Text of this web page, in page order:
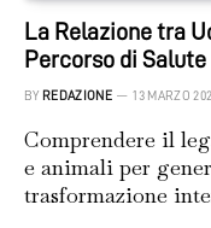
La Relazione tra
Percorso di
BY REDAZIONE 13 MARZO
Comprendere il
e animali per
trasformazione